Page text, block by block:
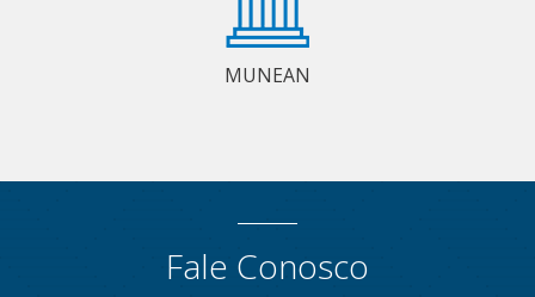
MUNEAN
Fale Conosco